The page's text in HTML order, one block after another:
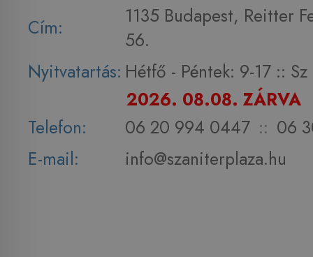
Cím:
1135 Budapest, Reitter
56.
Nyitvatartás: Hétfő - Péntek: 9-17 :: Sz
2026. 08.08. ZÁRVA
Telefon:
06 20 994 0447 :: 06
E-mail:
info@szaniterplaza.hu